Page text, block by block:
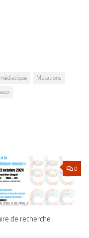
Mutations
0
de recherche